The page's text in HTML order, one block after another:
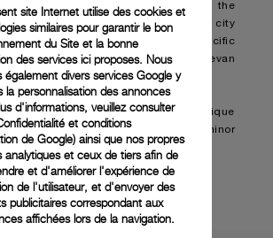
be created by Panerai to celebrate the
of a new boutique located in the Swiss city
The watch is exclusive to this specific
a design distinctly inspired by Genevan
on:Panerai celebrates Geneva boutique
new special edition Luminor
site Internet utilise des cookies et
similaires pour garantir le bon
du Site et la bonne
des services ici proposes. Nous
également divers services Google y
la personnalisation des annonces
d'informations, veuillez consulter
et conditions
de Google) ainsi que nos propres
analytiques et ceux de tiers afin de
et d'améliorer l'expérience de
de l'utilisateur, et d'envoyer des
publicitaires correspondant aux
affichées lors de la navigation.